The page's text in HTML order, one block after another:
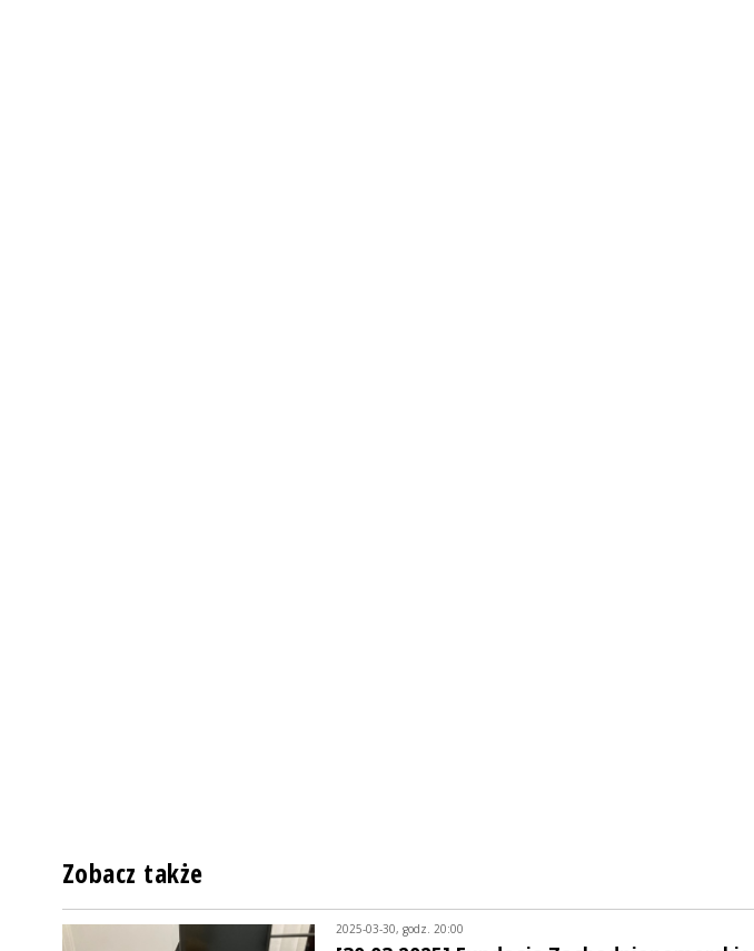
Zobacz także
2025-03-30, godz. 20:00